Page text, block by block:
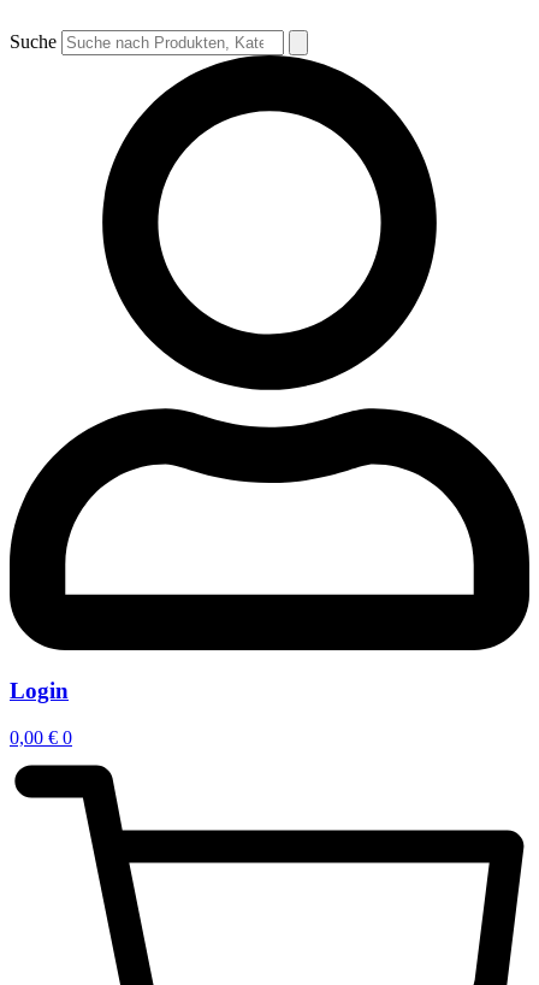
Suche
Login
0,00 € 0